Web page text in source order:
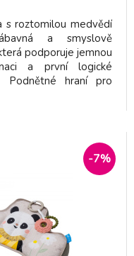
s roztomilou medvědí
a smyslově
podporuje jemnou
a první logické
Podnětné hraní pro
-7%